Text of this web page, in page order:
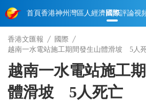
首頁香港神州 灣區人經濟國際評論視
香港文匯報
國際
越南一水電站施工期間發生山體滑坡 5人
越南一水電站施工
體滑坡 5人死亡